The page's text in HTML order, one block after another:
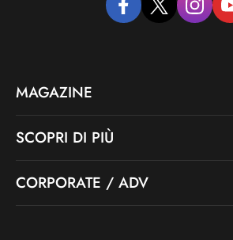
facebooktwitter
MAGAZINE
SCOPRI DI PIÙ
CORPORATE / ADV